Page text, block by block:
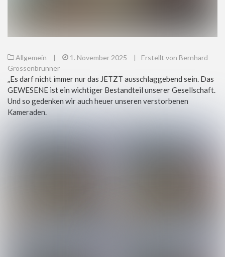
Allgemein | 1. November 2025 |
Erstellt von Bernhard
Grössenbrunner
„Es darf nicht immer nur das JETZT ausschlaggebend sein. Das
GEWESENE ist ein wichtiger Bestandteil unserer Gesellschaft.
Und so gedenken wir auch heuer unseren verstorbenen
Kameraden.